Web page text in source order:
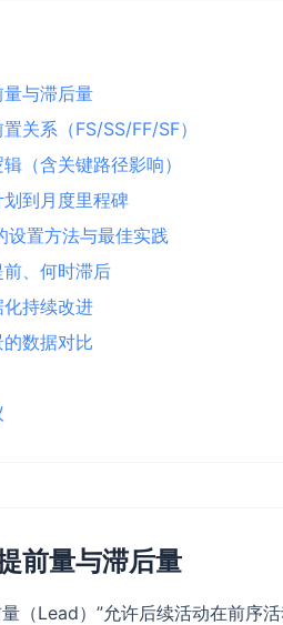
与滞后量
关系（FS/SS/FF/SF）
（含关键路径影响）
到月度里程碑
置方法与最佳实践
、何时滞后
持续改进
数据对比
前量与滞后量
（Lead）”允许后续活动在前序